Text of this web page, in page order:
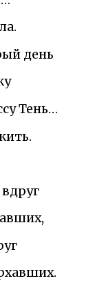
день
Тень…